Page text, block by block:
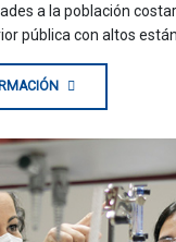
a la población
pública con altos